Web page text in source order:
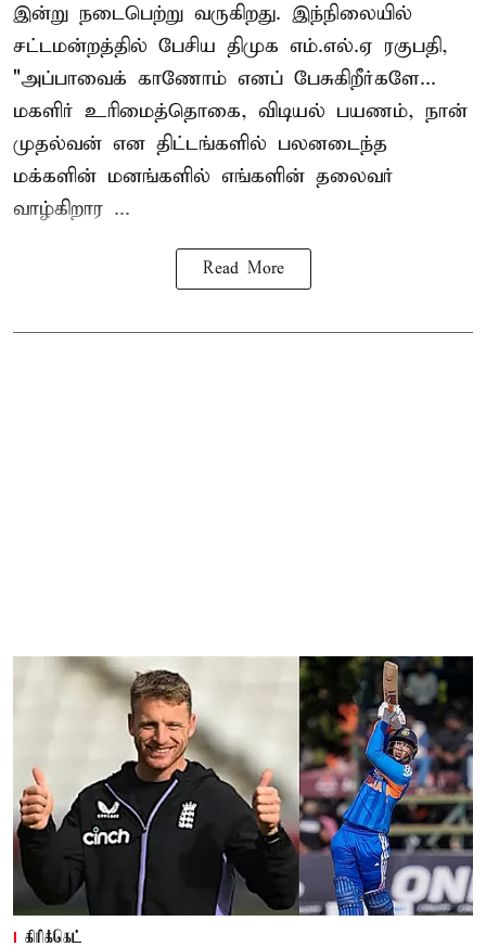
இன்று நடைபெற்று வருகிறது. இந்நிலையில்
சட்டமன்றத்தில் பேசிய திமுக எம்.எல்.ஏ ரகுபதி,
"அப்பாவைக் காணோம் எனப் பேசுகிறீர்களே...
மகளிர் உரிமைத்தொகை, விடியல் பயணம், நான்
முதல்வன் என திட்டங்களில் பலனடைந்த
மக்களின் மனங்களில் எங்களின் தலைவர்
வாழ்கிறார ...
Read More
கிரிக்கெட்